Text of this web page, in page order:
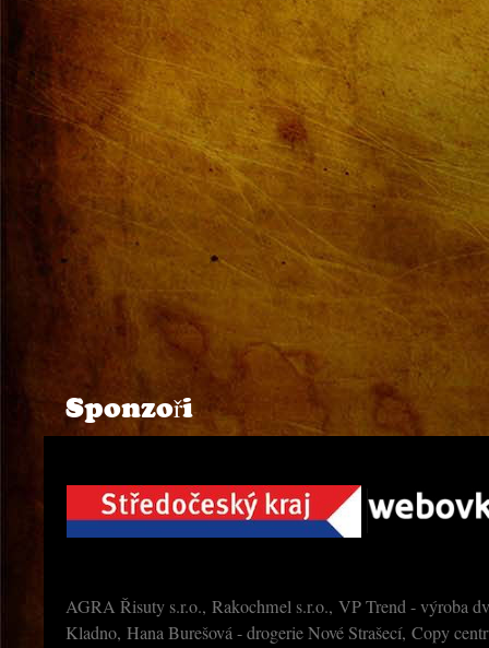
Sponzoři
AGRA Řisuty s.r.o., Rakochmel s.r.o., VP Trend - výroba
Kladno, Hana Burešová - drogerie Nové Strašecí, Copy